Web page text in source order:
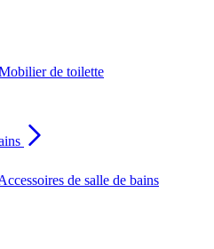
de toilette
de salle de bains